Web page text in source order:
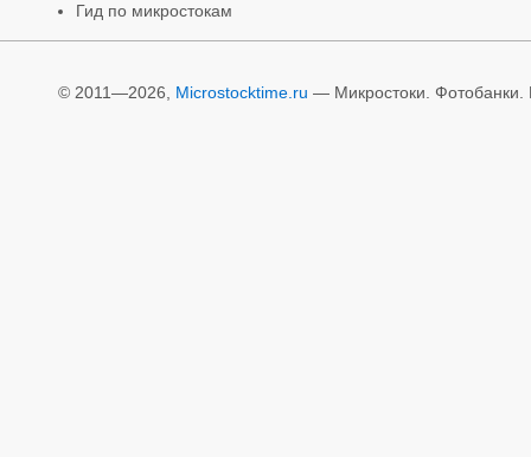
Гид по микростокам
© 2011—2026, Microstocktime.ru — Микростоки. Фотобанки.